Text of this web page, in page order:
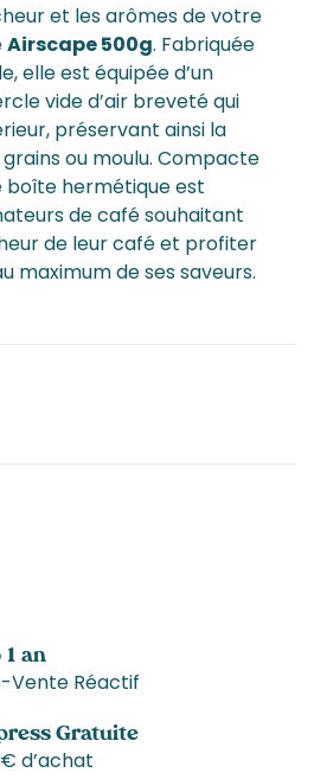
et les arômes de votre
Airscape 500g. Fabriquée
elle est équipée d’un
vide d’air breveté qui
préservant ainsi la
ou moulu. Compacte
hermétique est
de café souhaitant
de leur café et profiter
maximum de ses saveurs.
an
Vente Réactif
Gratuite
d’achat